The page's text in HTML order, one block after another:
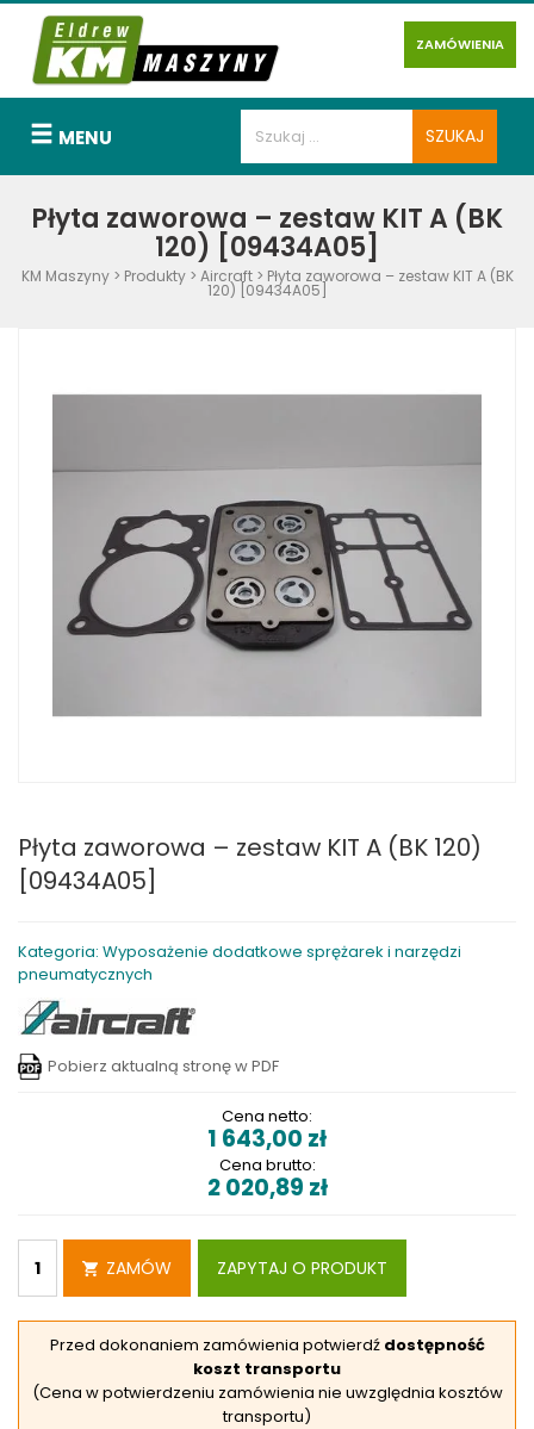
ZAMÓWIENIA
MENU
Płyta zaworowa – zestaw KIT A (BK
120) [09434A05]
KM Maszyny> Produkty> Aircraft> Płyta zaworowa – zestaw KIT A (BK
120) [09434A05]
Płyta zaworowa – zestaw KIT A (BK 120)
[09434A05]
Kategoria: Wyposażenie dodatkowe sprężarek i narzędzi
pneumatycznych
Pobierz aktualną stronę w PDF
Cena netto:
1 643,00 zł
Cena brutto:
2 020,89 zł
ZAMÓW ZAPYTAJ O PRODUKT
Przed dokonaniem zamówienia potwierdź dostępność
koszt transportu
(Cena w potwierdzeniu zamówienia nie uwzględnia kosztów
transportu)